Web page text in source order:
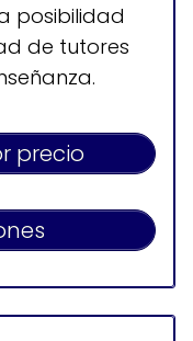
posibilidad
de tutores
precio